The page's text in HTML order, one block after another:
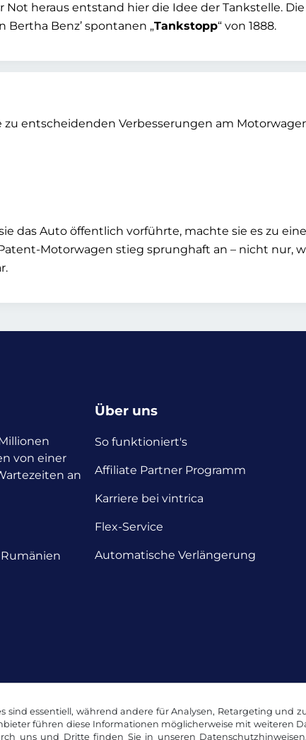
sind essentiell, während andere für Analysen, Retargeting und
führen diese Informationen möglicherweise mit weiteren
uns und Dritte finden Sie in unseren Datenschutzhinweisen
heraus entstand hier die Idee der Tankstelle.
Benz’ spontanen „Tankstopp“ von 1888.
entscheidenden Verbesserungen am
das Auto öffentlich vorführte, machte sie es zu
Motorwagen stieg sprunghaft an – nicht nur,
von einer
an
Rumänien
Über uns
So funktioniert's
Affiliate Partner Programm
Karriere bei vintrica
Flex-Service
Automatische Verlängerung